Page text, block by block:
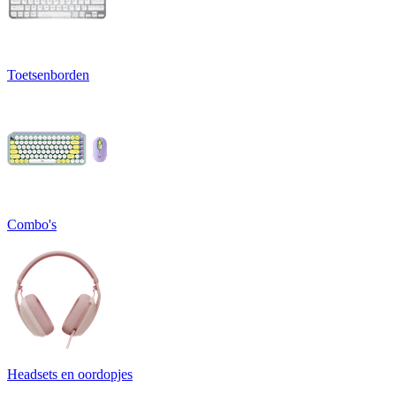
Toetsenborden
Combo's
Headsets en oordopjes